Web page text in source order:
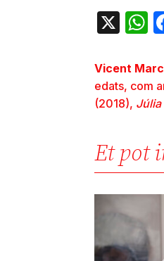
X
Vicent
edats, com
(2018), Júlia
Et pot